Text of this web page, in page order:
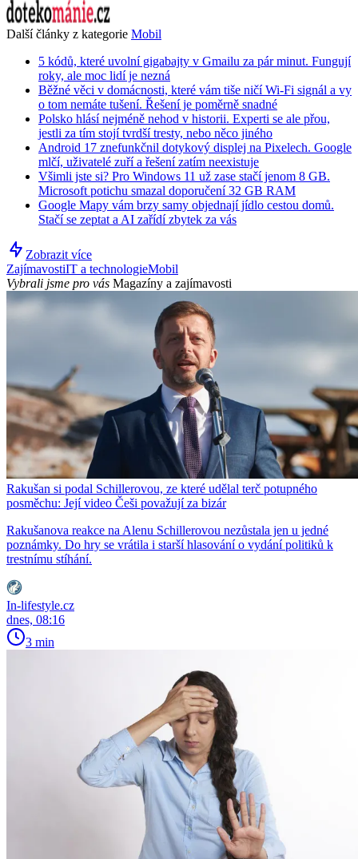
Další články z kategorie Mobil
5 kódů, které uvolní gigabajty v Gmailu za pár minut. Fungují
roky, ale moc lidí je nezná
Běžné věci v domácnosti, které vám tiše ničí Wi-Fi signál a vy
o tom nemáte tušení. Řešení je poměrně snadné
Polsko hlásí nejméně nehod v historii. Experti se ale přou,
jestli za tím stojí tvrdší tresty, nebo něco jiného
Android 17 znefunkčnil dotykový displej na Pixelech. Google
mlčí, uživatelé zuří a řešení zatím neexistuje
Všimli jste si? Pro Windows 11 už zase stačí jenom 8 GB.
Microsoft potichu smazal doporučení 32 GB RAM
Google Mapy vám brzy samy objednají jídlo cestou domů.
Stačí se zeptat a AI zařídí zbytek za vás
Zobrazit více
ZajímavostiIT a technologieMobil
Vybrali jsme pro vás Magazíny a zajímavosti
Rakušan si podal Schillerovou, ze které udělal terč potupného
posměchu: Její video Češi považují za bizár
Rakušanova reakce na Alenu Schillerovou nezůstala jen u jedné
poznámky. Do hry se vrátila i starší hlasování o vydání politiků k
trestnímu stíhání.
In-lifestyle.cz
dnes, 08:16
3 min